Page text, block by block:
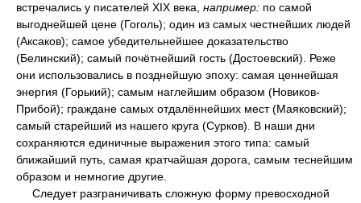
встречались у писателей XIX века, например: по самой
выгоднейшей цене (Гоголь); один из самых честнейших людей
(Аксаков); самое убедительнейшее доказательство
(Белинский); самый почётнейший гость (Достоевский). Реже
они использовались в позднейшую эпоху: самая ценнейшая
энергия (Горький); самым наглейшим образом (Новиков-
Прибой); граждане самых отдалённейших мест (Маяковский);
самый старейший из нашего круга (Сурков). В наши дни
сохраняются единичные выражения этого типа: самый
ближайший путь, самая кратчайшая дорога, самым теснейшим
образом и немногие другие.
Следует разграничивать сложную форму превосходной